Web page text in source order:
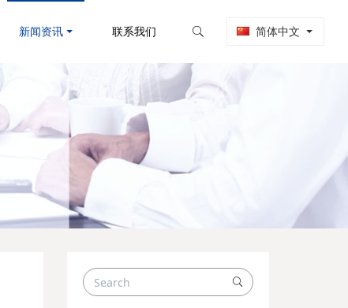
简体中文
新闻资讯 联系我们